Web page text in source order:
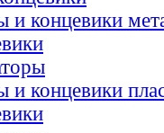
и концевики
и концевики